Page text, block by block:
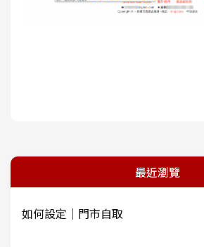
最近瀏覽
如何設定｜門市自取